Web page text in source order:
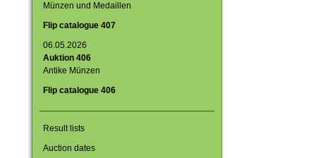
Münzen und Medaillen
Flip catalogue 407
06.05.2026
Auktion 406
Antike Münzen
Flip catalogue 406
Result lists
Auction dates